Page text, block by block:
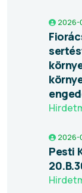
2026-
2026-
Pesti